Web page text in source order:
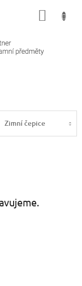
Zimní čepice